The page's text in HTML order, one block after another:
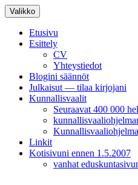
Siirry
sisältöön
Valikko
Etusivu
Esittely
CV
Yhteystiedot
Blogini säännöt
Julkaisut — tilaa kirjojani
Kunnallisvaalit
Seuraavat 400 000
Linkit
Kotisivuni ennen 1.5.2007
vanhat